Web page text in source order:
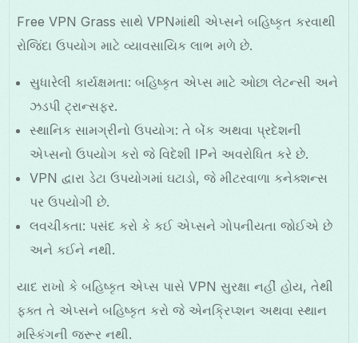
Free VPN Grass સાથે VPNમાંથી એપ્સને બહિષ્કૃત કરવાથી
રોજિંદા ઉપયોગ માટે વ્યાવસાયિક લાભ મળે છે.
સુધારેલી કાર્યક્ષમતા: બહિષ્કૃત એપ્સ માટે ઓછા લેટન્સી અને
ઝડપી ટ્રાન્સફર.
સ્થાનિક સામગ્રીનો ઉપયોગ: તે બેંક અથવા પ્રદેશની
એપ્સનો ઉપયોગ કરો જે વિદેશી IPને અવરોધિત કરે છે.
VPN દ્વારા ડેટા ઉપયોગમાં ઘટાડો, જે મીટરવાળા કનેક્શન્સ
પર ઉપયોગી છે.
લવચીકતા: પસંદ કરો કે કઈ એપ્સને ગોપનીયતા જોઈએ છે
અને કઈને નથી.
યાદ રાખો કે બહિષ્કૃત એપ્સ પાસે VPN સુરક્ષા નહીં હોય, તેથી
ફક્ત તે એપ્સને બહિષ્કૃત કરો જે એનક્રિપ્શન અથવા સ્થાન
મસ્કિંગની જરૂર નથી.